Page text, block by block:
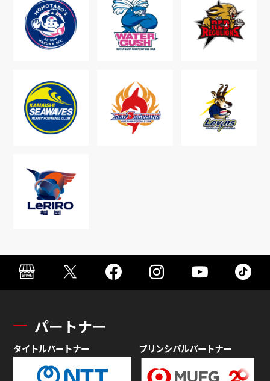
パートナー
タイトルパートナー プリンシパルパートナー